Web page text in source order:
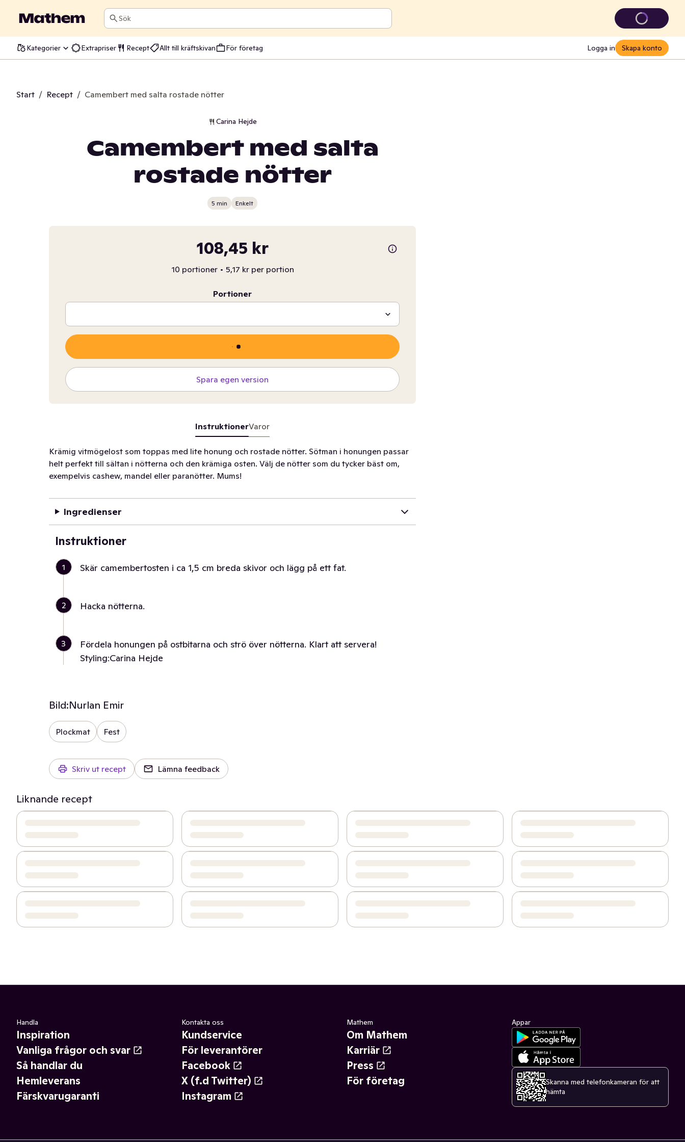
Sök
Kategorier Extrapriser Recept Allt till kräftskivan För företag Logga in Skapa konto
Start / Recept / Camembert med salta rostade nötter
Carina Hejde
Camembert med salta
rostade nötter
5 min Enkelt
108,45 kr
10 portioner • 5,17 kr per portion
Portioner
Spara egen version
InstruktionerVaror
Krämig vitmögelost som toppas med lite honung och rostade nötter. Sötman i honungen passar
helt perfekt till sältan i nötterna och den krämiga osten. Välj de nötter som du tycker bäst om,
exempelvis cashew, mandel eller paranötter. Mums!
Ingredienser
Instruktioner
1 Skär camembertosten i ca 1,5 cm breda skivor och lägg på ett fat.
2 Hacka nötterna.
3
Fördela honungen på ostbitarna och strö över nötterna. Klart att servera!
Styling:Carina Hejde
Bild:Nurlan Emir
Plockmat Fest
Skriv ut recept Lämna feedback
Liknande recept
Handla
Inspiration
Vanliga frågor och svar
Så handlar du
Hemleverans
Färskvarugaranti
Kontakta oss
Kundservice
För leverantörer
Facebook
X (f.d Twitter)
Instagram
Mathem
Om Mathem
Karriär
Press
För företag
Appar
Skanna med telefonkameran för att
hämta